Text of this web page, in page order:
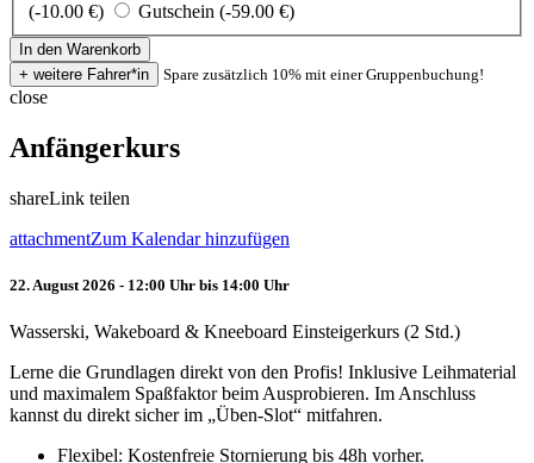
(-10.00 €)
Gutschein (-59.00 €)
Spare zusätzlich 10% mit einer Gruppenbuchung!
close
Anfängerkurs
shareLink teilen
attachmentZum Kalendar hinzufügen
22. August 2026 - 12:00 Uhr bis 14:00 Uhr
Wasserski, Wakeboard & Kneeboard Einsteigerkurs (2 Std.)
Lerne die Grundlagen direkt von den Profis! Inklusive Leihmaterial
und maximalem Spaßfaktor beim Ausprobieren. Im Anschluss
kannst du direkt sicher im „Üben-Slot“ mitfahren.
Flexibel: Kostenfreie Stornierung bis 48h vorher.